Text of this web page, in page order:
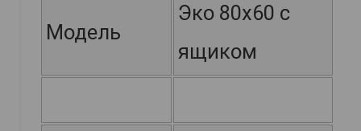
Модель
Эко 80х60 с
ящиком